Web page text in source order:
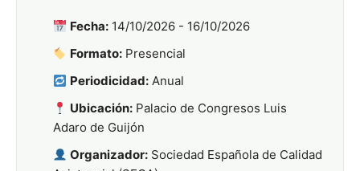
Fecha: 14/10/2026 - 16/10/2026
Formato: Presencial
Periodicidad: Anual
Ubicación: Palacio de Congresos Luis
Adaro de Guijón
Organizador: Sociedad Española de Calidad